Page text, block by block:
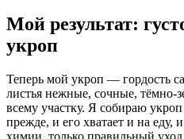
Мой результат:
укроп
Теперь мой укроп — гордость
листья нежные, сочные, тёмно-
всему участку. Я собираю
прежде, и его хватает и на еду,